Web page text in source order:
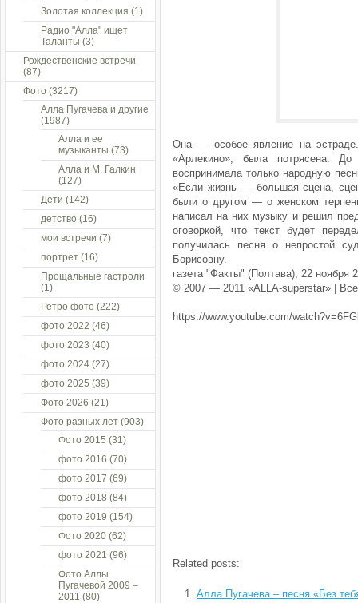
Она — особое явление на
«Арлекино», была потрясена.
воспринимала только народную
«Если жизнь — большая сцена,
были о другом — о женском
написал на них музыку и решил
оговоркой, что текст будет
получилась песня о непростой
Борисовну.
газета "Факты" (Полтава), 22 ноября
© 2007 — 2011 «ALLA-superstar» |
https://www.youtube.com/
Related posts:
Алла Пугачева – песня «Без
Золотая коллекция (1)
Радио "Алла" ищет
Таланты (3)
Рождественские встречи
(87)
Фото (3217)
Алла Пугачева и другие
(1987)
Алла и ее
музыканты (73)
Алла и М. Галкин
(127)
Дети (142)
детство (16)
мои встречи (7)
портрет (16)
Прощальные гастроли
(1)
Ретро фото (222)
фото 2022 (46)
фото 2023 (40)
фото 2024 (27)
фото 2025 (39)
Фото 2026 (21)
Фото разных лет (903)
Фото 2015 (31)
фото 2016 (70)
фото 2017 (69)
фото 2018 (84)
фото 2019 (154)
Фото 2020 (62)
фото 2021 (96)
Фото Аллы
Пугачевой 2009 –
2011 (80)